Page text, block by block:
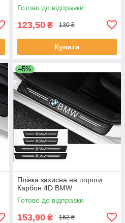
Готово до відправки
123,50 ₴ 130 ₴
Купити
–5%
Плівка захисна на пороги
Карбон 4D BMW
Готово до відправки
153,90 ₴ 162 ₴